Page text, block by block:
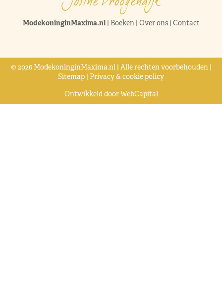
ModekoninginMaxima.nl| Boeken| Over ons| Contact
© 2026 ModekoninginMaxima.nl | Alle rechten voorbehouden |
Sitemap | Privacy & cookie policy
Ontwikkeld doorWebCapital